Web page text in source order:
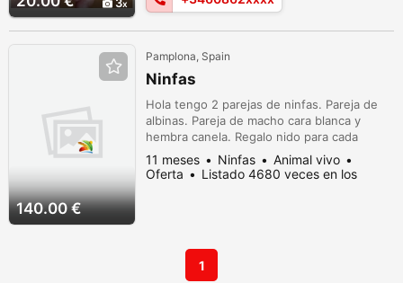
140.00 €
Pamplona, Spain
Ninfas
Hola tengo 2 parejas de ninfas. Pareja de
albinas. Pareja de macho cara blanca y
hembra canela. Regalo nido para cada
pareja.
11 meses Ninfas
Animal vivo
Oferta
Listado 4680 veces en los
1